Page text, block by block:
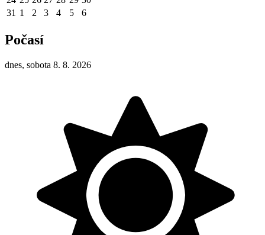
31 1 2 3 4 5 6
Počasí
dnes, sobota 8. 8. 2026